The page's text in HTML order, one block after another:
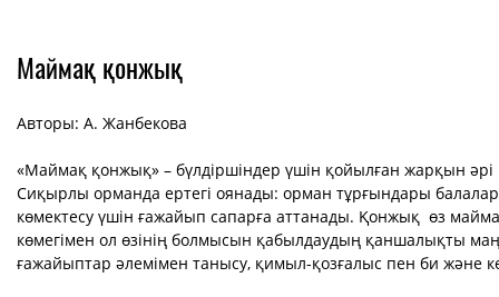
Маймақ қонжық
Авторы: А. Жанбекова
«Маймақ қонжық» – бүлдіршіндер үшін қойылған жарқын әрі
Сиқырлы орманда ертегі оянады: орман тұрғындары
көмектесу үшін ғажайып сапарға аттанады. Қонжық өз
көмегімен ол өзінің болмысын қабылдаудың қаншалықты
ғажайыптар әлемімен танысу, қимыл-қозғалыс пен би және